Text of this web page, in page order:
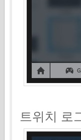
트위치 로